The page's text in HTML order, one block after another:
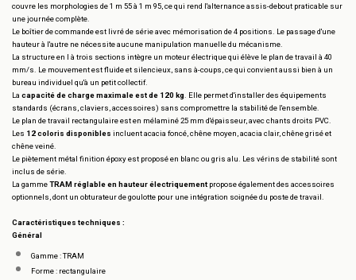
couvre les morphologies de 1 m 55 à 1 m 95, ce qui rend l'alternance assis-debout praticable sur
une journée complète.
Le boîtier de commande est livré de série avec mémorisation de 4 positions. Le passage d'une
hauteur à l'autre ne nécessite aucune manipulation manuelle du mécanisme.
La structure en I à trois sections intègre un moteur électrique qui élève le plan de travail à 40
mm/s. Le mouvement est fluide et silencieux, sans à-coups, ce qui convient aussi bien à un
bureau individuel qu'à un petit collectif.
La capacité de charge maximale est de 120 kg . Elle permet d'installer des équipements
standards (écrans, claviers, accessoires) sans compromettre la stabilité de l'ensemble.
Le plan de travail rectangulaire est en mélaminé 25 mm d'épaisseur, avec chants droits PVC.
Les 12 coloris disponibles incluent acacia foncé, chêne moyen, acacia clair, chêne grisé et
chêne veiné.
Le piètement métal finition époxy est proposé en blanc ou gris alu. Les vérins de stabilité sont
inclus de série.
La gammeTRAM réglable en hauteur électriquement propose également des accessoires
optionnels, dont un obturateur de goulotte pour une intégration soignée du poste de travail.
Caractéristiques techniques :
Général
Gamme : TRAM
Forme : rectangulaire